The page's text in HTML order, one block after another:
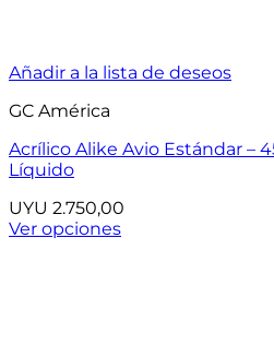
Añadir a la lista de deseos
GC América
Acrílico Alike Avio Estándar –
Líquido
UYU 2.750,00
Ver opciones